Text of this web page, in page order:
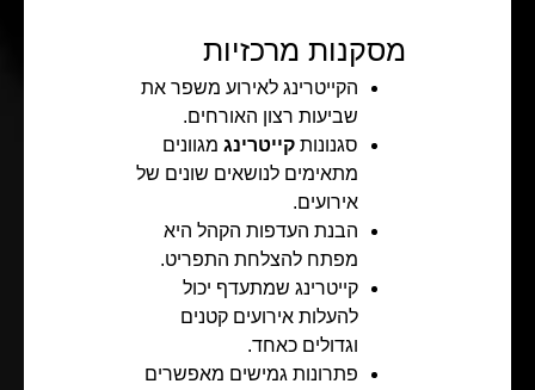
מסקנות מרכזיות
הקייטרינג לאירוע משפר את
שביעות רצון האורחים.
סגנונות קייטרינג מגוונים
מתאימים לנושאים שונים של
אירועים.
הבנת העדפות הקהל היא
מפתח להצלחת התפריט.
קייטרינג שמתעדף יכול
להעלות אירועים קטנים
וגדולים כאחד.
פתרונות גמישים מאפשרים